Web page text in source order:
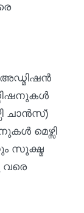
അഡ്മിഷന്‍
ചാന്‍സ്)
മെഴ്സി
സൂക്ഷ്മ